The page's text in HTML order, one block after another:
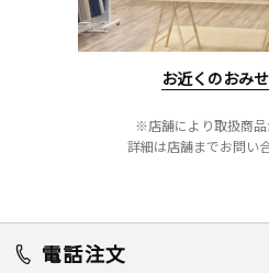
お近くのおみ
※店舗により取扱商品
詳細は店舗までお問い
電話注文